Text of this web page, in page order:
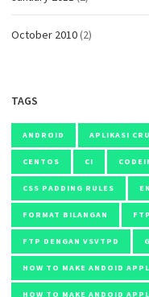
October 2010(2)
TAGS
ANDROID APLIKASI
CENTOS CI
CSS PADDING RULES
FORMAT BILANGAN FTP
FTP DENGAN VSVTPD
HOW TO MAKE ANDOID
HOW TO MAKE ANDOID